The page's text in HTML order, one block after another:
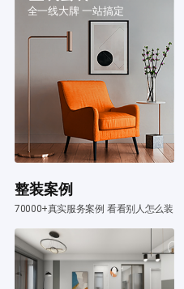
全一线大牌 一站搞定
整装案例
70000+真实服务案例 看看别人怎么装